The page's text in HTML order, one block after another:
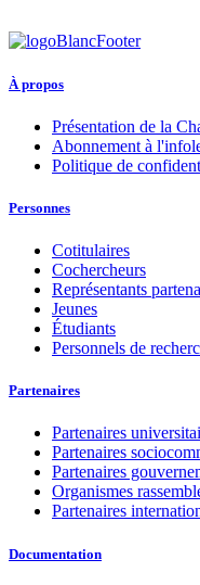
À propos
Présentation de la
Abonnement à
Politique de
Personnes
Cotitulaires
Cochercheurs
Représentants
Jeunes
Étudiants
Personnels de
Partenaires
Partenaires
Partenaires
Partenaires
Organismes
Partenaires
Documentation